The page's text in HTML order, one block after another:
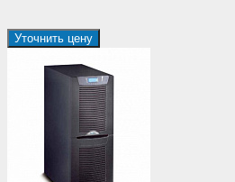
Уточнить цену